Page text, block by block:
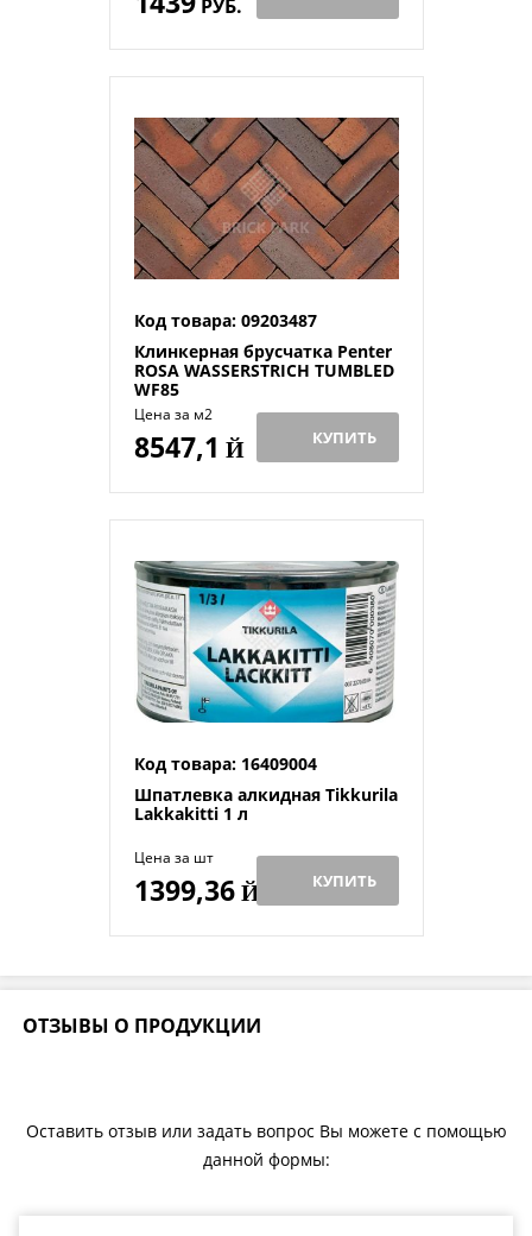
РУБ.
Код товара: 09203487
Клинкерная брусчатка Penter
ROSA WASSERSTRICH TUMBLED
WF85
Цена за м2
8547,1 Й КУПИТЬ
Код товара: 16409004
Шпатлевка алкидная Tikkurila
Lakkakitti 1 л
Цена за шт
1399,36Й КУПИТЬ
ОТЗЫВЫ О ПРОДУКЦИИ
Оставить отзыв или задать вопрос Вы можете с помощью
данной формы: